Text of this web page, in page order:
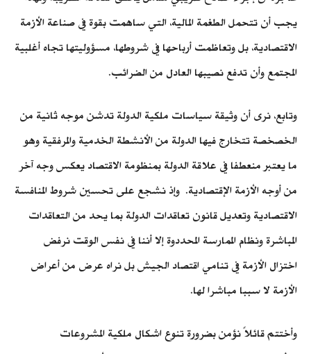
يجب أن تتحمل الطغمة المالية، التي ساهمت بقوة في صناعة الأزمة
الاقتصادية، بل وتعاظمت أرباحها في شروطها، مسؤوليتها تجاه أغلبية
المجتمع وأن تدفع نصيبها العادل من الضرائب.
وتابع، نرى أن وثيقة سياسات ملكية الدولة تدشن موجه ثانية من
الخصخصة تتخارج فيها الدولة من الأنشطة الخدمية والمرفقية وهو
ما يعتبر منعطفا في علاقة الدولة بمنظومة الاقتصاد يعكس وجه آخر
من أوجه الأزمة الإقتصادية. وإذ نشجع على تحسين شروط المنافسة
الاقتصادية وتعديل قانون تعاقدات الدولة بما يحد من التعاقدات
المباشرة ونظام الممارسة المحددوة إلا أننا في نفس الوقت نرفض
اختزال الأزمة في تنامي اقتصاد الجيش بل نراه عرض من أعراض
الأزمة لا سببا مباشرا لها.
وأختتم قائلاً نؤمن بضرورة تنوع اشكال ملكية المشروعات